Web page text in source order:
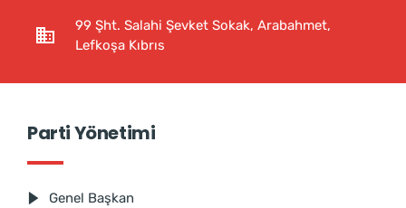
99 Şht. Salahi Şevket Sokak, Arabahmet,
Lefkoşa Kıbrıs
Parti Yönetimi
Genel Başkan